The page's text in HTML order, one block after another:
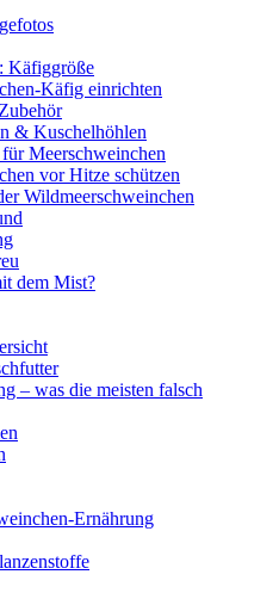
Käfiggröße
Käfig einrichten
& Kuschelhöhlen
Meerschweinchen
vor Hitze schützen
Wildmeerschweinchen
dem Mist?
– was die meisten falsch
Ernährung